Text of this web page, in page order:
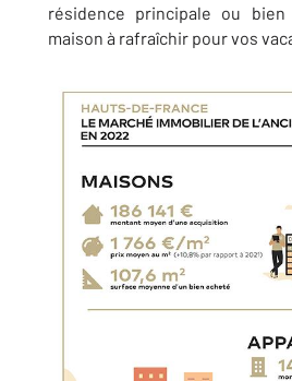
résidence principale ou
maison à rafraîchir pour vos